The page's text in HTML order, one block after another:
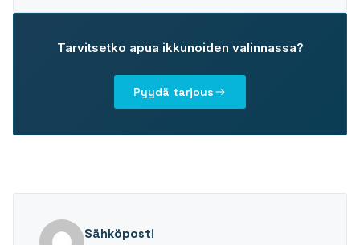
PLASTO 82
PLASTO NORDIC
LIUKUOVET
PLASTO DRIVE
Sähköposti
Tarvitsetko apua ikkunoiden valinnassa?
Pyydä tarjous